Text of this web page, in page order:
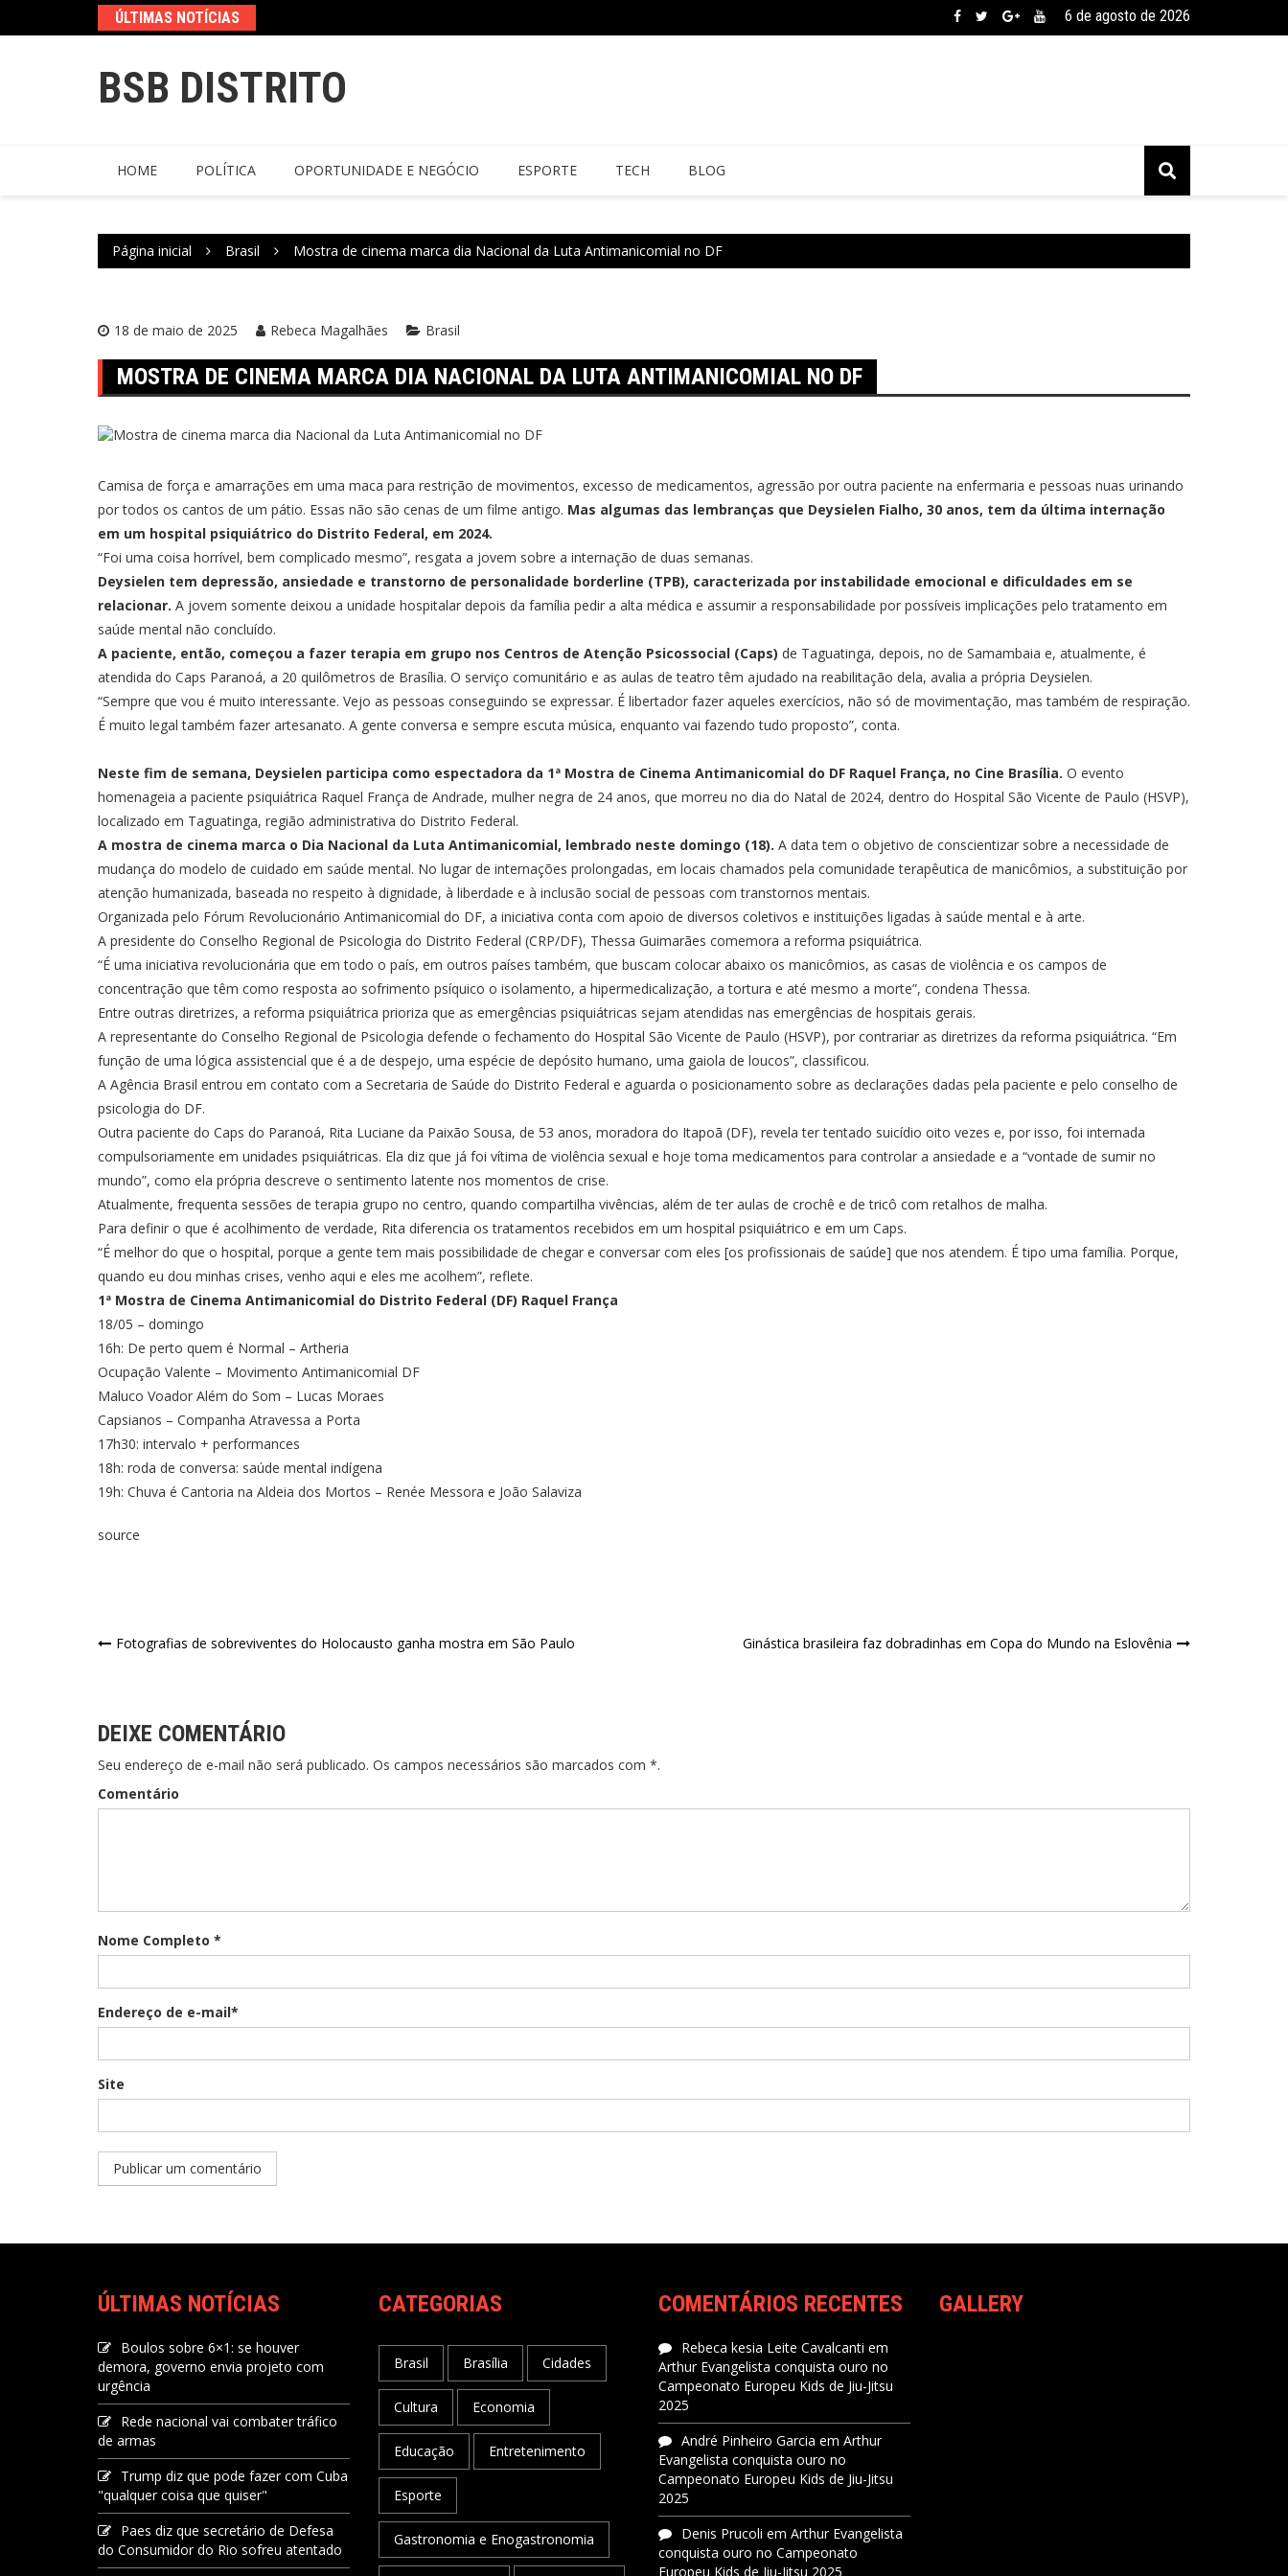
ÚLTIMAS NOTÍCIAS 6 de agosto de 2026
BSB DISTRITO
HOME POLÍTICA OPORTUNIDADE E NEGÓCIO ESPORTE TECH BLOG
Página inicial Brasil Mostra de cinema marca dia Nacional da Luta Antimanicomial no DF
18 de maio de 2025 Rebeca Magalhães Brasil
MOSTRA DE CINEMA MARCA DIA NACIONAL DA LUTA ANTIMANICOMIAL NO DF
Camisa de força e amarrações em uma maca para restrição de movimentos, excesso de medicamentos, agressão por outra paciente na enfermaria e pessoas nuas urinando
por todos os cantos de um pátio. Essas não são cenas de um filme antigo. Mas algumas das lembranças que Deysielen Fialho, 30 anos, tem da última internação
em um hospital psiquiátrico do Distrito Federal, em 2024.
“Foi uma coisa horrível, bem complicado mesmo”, resgata a jovem sobre a internação de duas semanas.
Deysielen tem depressão, ansiedade e transtorno de personalidade borderline (TPB), caracterizada por instabilidade emocional e dificuldades em se
relacionar. A jovem somente deixou a unidade hospitalar depois da família pedir a alta médica e assumir a responsabilidade por possíveis implicações pelo tratamento em
saúde mental não concluído.
A paciente, então, começou a fazer terapia em grupo nos Centros de Atenção Psicossocial (Caps) de Taguatinga, depois, no de Samambaia e, atualmente, é
atendida do Caps Paranoá, a 20 quilômetros de Brasília. O serviço comunitário e as aulas de teatro têm ajudado na reabilitação dela, avalia a própria Deysielen.
“Sempre que vou é muito interessante. Vejo as pessoas conseguindo se expressar. É libertador fazer aqueles exercícios, não só de movimentação, mas também de respiração.
É muito legal também fazer artesanato. A gente conversa e sempre escuta música, enquanto vai fazendo tudo proposto”, conta.
Neste fim de semana, Deysielen participa como espectadora da 1ª Mostra de Cinema Antimanicomial do DF Raquel França, no Cine Brasília. O evento
homenageia a paciente psiquiátrica Raquel França de Andrade, mulher negra de 24 anos, que morreu no dia do Natal de 2024, dentro do Hospital São Vicente de Paulo (HSVP),
localizado em Taguatinga, região administrativa do Distrito Federal.
A mostra de cinema marca o Dia Nacional da Luta Antimanicomial, lembrado neste domingo (18). A data tem o objetivo de conscientizar sobre a necessidade de
mudança do modelo de cuidado em saúde mental. No lugar de internações prolongadas, em locais chamados pela comunidade terapêutica de manicômios, a substituição por
atenção humanizada, baseada no respeito à dignidade, à liberdade e à inclusão social de pessoas com transtornos mentais.
Organizada pelo Fórum Revolucionário Antimanicomial do DF, a iniciativa conta com apoio de diversos coletivos e instituições ligadas à saúde mental e à arte.
A presidente do Conselho Regional de Psicologia do Distrito Federal (CRP/DF), Thessa Guimarães comemora a reforma psiquiátrica.
“É uma iniciativa revolucionária que em todo o país, em outros países também, que buscam colocar abaixo os manicômios, as casas de violência e os campos de
concentração que têm como resposta ao sofrimento psíquico o isolamento, a hipermedicalização, a tortura e até mesmo a morte”, condena Thessa.
Entre outras diretrizes, a reforma psiquiátrica prioriza que as emergências psiquiátricas sejam atendidas nas emergências de hospitais gerais.
A representante do Conselho Regional de Psicologia defende o fechamento do Hospital São Vicente de Paulo (HSVP), por contrariar as diretrizes da reforma psiquiátrica. “Em
função de uma lógica assistencial que é a de despejo, uma espécie de depósito humano, uma gaiola de loucos”, classificou.
A Agência Brasil entrou em contato com a Secretaria de Saúde do Distrito Federal e aguarda o posicionamento sobre as declarações dadas pela paciente e pelo conselho de
psicologia do DF.
Outra paciente do Caps do Paranoá, Rita Luciane da Paixão Sousa, de 53 anos, moradora do Itapoã (DF), revela ter tentado suicídio oito vezes e, por isso, foi internada
compulsoriamente em unidades psiquiátricas. Ela diz que já foi vítima de violência sexual e hoje toma medicamentos para controlar a ansiedade e a “vontade de sumir no
mundo”, como ela própria descreve o sentimento latente nos momentos de crise.
Atualmente, frequenta sessões de terapia grupo no centro, quando compartilha vivências, além de ter aulas de crochê e de tricô com retalhos de malha.
Para definir o que é acolhimento de verdade, Rita diferencia os tratamentos recebidos em um hospital psiquiátrico e em um Caps.
“É melhor do que o hospital, porque a gente tem mais possibilidade de chegar e conversar com eles [os profissionais de saúde] que nos atendem. É tipo uma família. Porque,
quando eu dou minhas crises, venho aqui e eles me acolhem”, reflete.
1ª Mostra de Cinema Antimanicomial do Distrito Federal (DF) Raquel França
18/05 – domingo
16h: De perto quem é Normal – Artheria
Ocupação Valente – Movimento Antimanicomial DF
Maluco Voador Além do Som – Lucas Moraes
Capsianos – Companha Atravessa a Porta
17h30: intervalo + performances
18h: roda de conversa: saúde mental indígena
19h: Chuva é Cantoria na Aldeia dos Mortos – Renée Messora e João Salaviza
source
Fotografias de sobreviventes do Holocausto ganha mostra em São Paulo Ginástica brasileira faz dobradinhas em Copa do Mundo na Eslovênia
DEIXE COMENTÁRIO
Seu endereço de e-mail não será publicado. Os campos necessários são marcados com *.
Comentário
Nome Completo *
Endereço de e-mail*
Site
ÚLTIMAS NOTÍCIAS
Boulos sobre 6×1: se houver
demora, governo envia projeto com
urgência
Rede nacional vai combater tráfico
de armas
Trump diz que pode fazer com Cuba
"qualquer coisa que quiser"
Paes diz que secretário de Defesa
do Consumidor do Rio sofreu atentado
CATEGORIAS
Brasil Brasília Cidades
Cultura Economia
Educação Entretenimento
Esporte
Gastronomia e Enogastronomia
COMENTÁRIOS RECENTES
Rebeca kesia Leite Cavalcanti em
Arthur Evangelista conquista ouro no
Campeonato Europeu Kids de Jiu-Jitsu
2025
André Pinheiro Garcia em Arthur
Evangelista conquista ouro no
Campeonato Europeu Kids de Jiu-Jitsu
2025
Denis Prucoli em Arthur Evangelista
conquista ouro no Campeonato
Europeu Kids de Jiu-Jitsu 2025
GALLERY